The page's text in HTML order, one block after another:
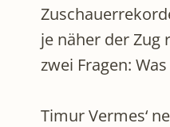
je näher der
zwei Fragen:
Timur Vermes‘